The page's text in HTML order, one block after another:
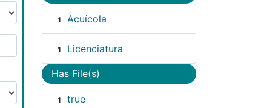
1 Acuícola
1 Licenciatura
Has File(s)
1 true